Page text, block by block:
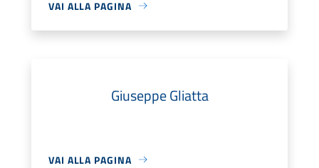
VAI ALLA PAGINA
Giuseppe Gliatta
VAI ALLA PAGINA